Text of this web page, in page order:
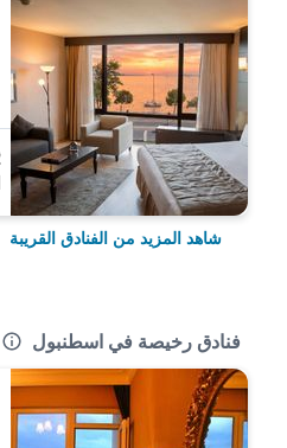
شاهد المزيد من الفنادق القريبة
فنادق رخيصة في اسطنبول